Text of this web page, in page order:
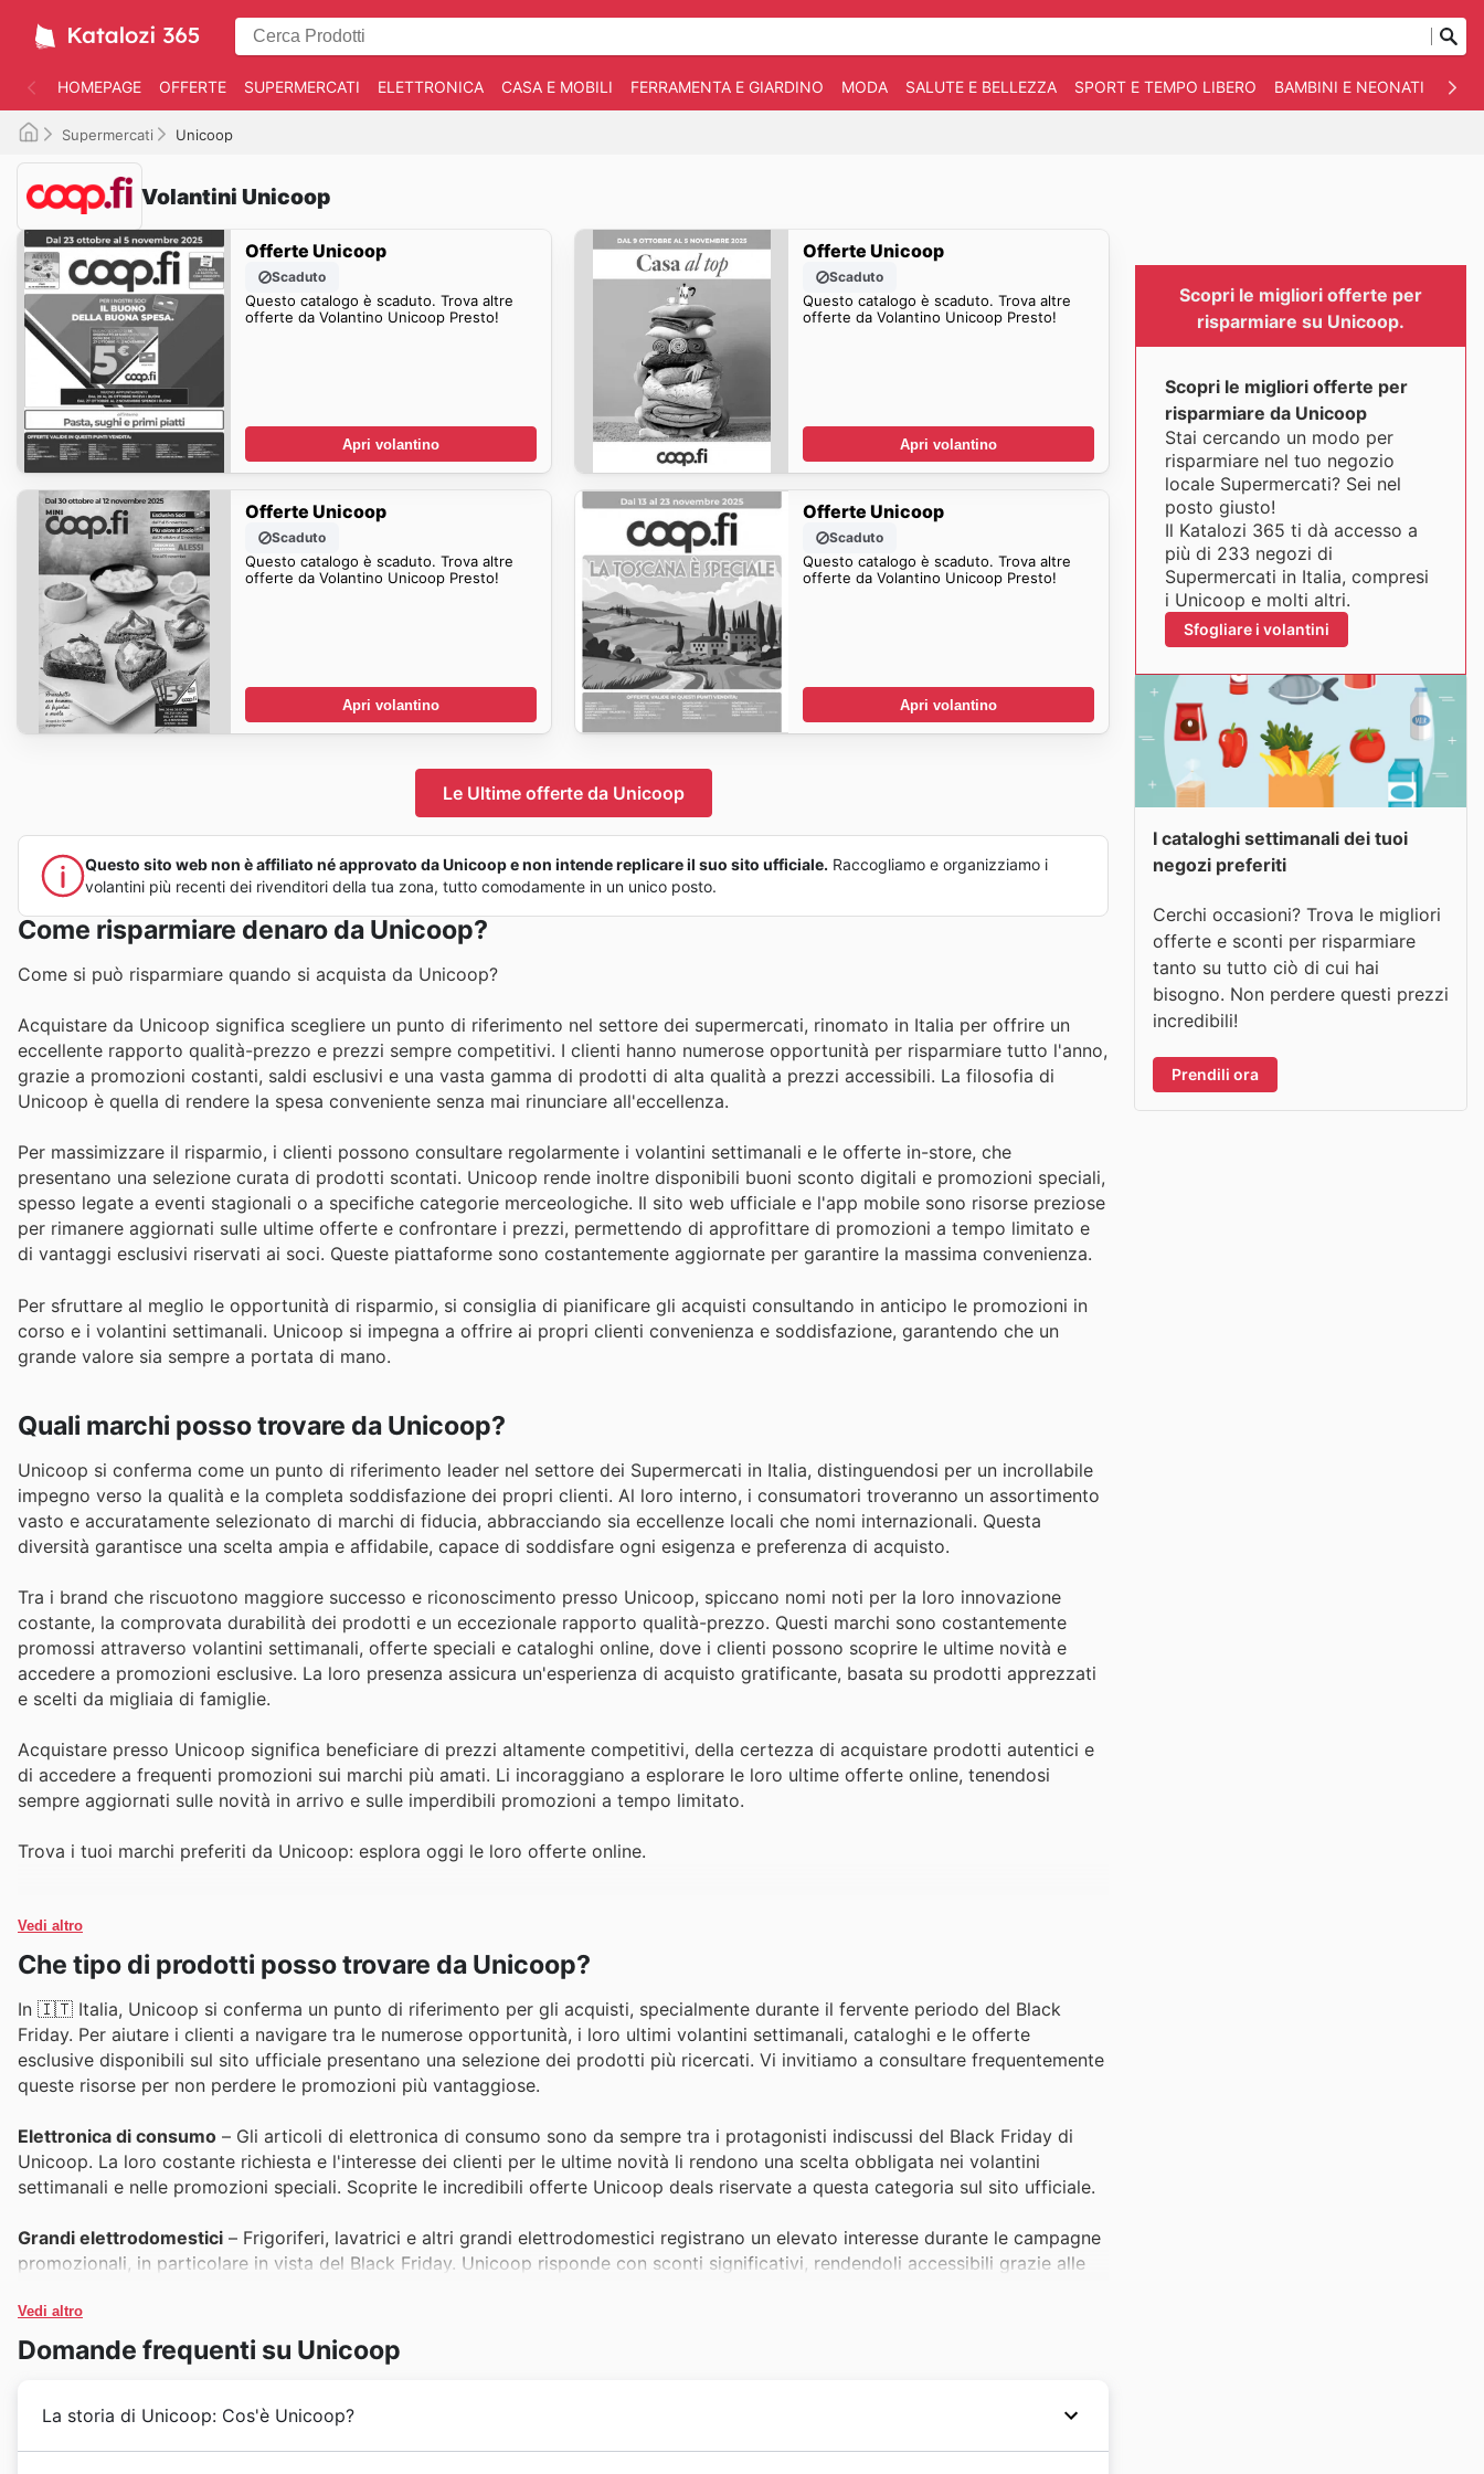
HOMEPAGE OFFERTE SUPERMERCATI ELETTRONICA CASA E MOBILI FERRAMENTA E GIARDINO MODA SALUTE E BELLEZZA SPORT E TEMPO LIBERO BAMBINI E NEONATI
Supermercati Unicoop
Volantini Unicoop
Offerte Unicoop
Scaduto
Questo catalogo è scaduto. Trova altre
offerte da Volantino Unicoop Presto!
Apri volantino
Offerte Unicoop
Scaduto
Questo catalogo è scaduto. Trova altre
offerte da Volantino Unicoop Presto!
Apri volantino
Offerte Unicoop
Scaduto
Questo catalogo è scaduto. Trova altre
offerte da Volantino Unicoop Presto!
Apri volantino
Offerte Unicoop
Scaduto
Questo catalogo è scaduto. Trova altre
offerte da Volantino Unicoop Presto!
Apri volantino
Le Ultime offerte da Unicoop
Questo sito web non è affiliato né approvato da Unicoop e non intende replicare il suo sito ufficiale. Raccogliamo e organizziamo i
volantini più recenti dei rivenditori della tua zona, tutto comodamente in un unico posto.
Come risparmiare denaro da Unicoop?
Come si può risparmiare quando si acquista da Unicoop?
Acquistare da Unicoop significa scegliere un punto di riferimento nel settore dei supermercati, rinomato in Italia per offrire un
eccellente rapporto qualità-prezzo e prezzi sempre competitivi. I clienti hanno numerose opportunità per risparmiare tutto l'anno,
grazie a promozioni costanti, saldi esclusivi e una vasta gamma di prodotti di alta qualità a prezzi accessibili. La filosofia di
Unicoop è quella di rendere la spesa conveniente senza mai rinunciare all'eccellenza.
Per massimizzare il risparmio, i clienti possono consultare regolarmente i volantini settimanali e le offerte in-store, che
presentano una selezione curata di prodotti scontati. Unicoop rende inoltre disponibili buoni sconto digitali e promozioni speciali,
spesso legate a eventi stagionali o a specifiche categorie merceologiche. Il sito web ufficiale e l'app mobile sono risorse preziose
per rimanere aggiornati sulle ultime offerte e confrontare i prezzi, permettendo di approfittare di promozioni a tempo limitato e
di vantaggi esclusivi riservati ai soci. Queste piattaforme sono costantemente aggiornate per garantire la massima convenienza.
Per sfruttare al meglio le opportunità di risparmio, si consiglia di pianificare gli acquisti consultando in anticipo le promozioni in
corso e i volantini settimanali. Unicoop si impegna a offrire ai propri clienti convenienza e soddisfazione, garantendo che un
grande valore sia sempre a portata di mano.
Quali marchi posso trovare da Unicoop?
Unicoop si conferma come un punto di riferimento leader nel settore dei Supermercati in Italia, distinguendosi per un incrollabile
impegno verso la qualità e la completa soddisfazione dei propri clienti. Al loro interno, i consumatori troveranno un assortimento
vasto e accuratamente selezionato di marchi di fiducia, abbracciando sia eccellenze locali che nomi internazionali. Questa
diversità garantisce una scelta ampia e affidabile, capace di soddisfare ogni esigenza e preferenza di acquisto.
Tra i brand che riscuotono maggiore successo e riconoscimento presso Unicoop, spiccano nomi noti per la loro innovazione
costante, la comprovata durabilità dei prodotti e un eccezionale rapporto qualità-prezzo. Questi marchi sono costantemente
promossi attraverso volantini settimanali, offerte speciali e cataloghi online, dove i clienti possono scoprire le ultime novità e
accedere a promozioni esclusive. La loro presenza assicura un'esperienza di acquisto gratificante, basata su prodotti apprezzati
e scelti da migliaia di famiglie.
Acquistare presso Unicoop significa beneficiare di prezzi altamente competitivi, della certezza di acquistare prodotti autentici e
di accedere a frequenti promozioni sui marchi più amati. Li incoraggiano a esplorare le loro ultime offerte online, tenendosi
sempre aggiornati sulle novità in arrivo e sulle imperdibili promozioni a tempo limitato.
Trova i tuoi marchi preferiti da Unicoop: esplora oggi le loro offerte online.
Vedi altro
Che tipo di prodotti posso trovare da Unicoop?
In 🇮🇹 Italia, Unicoop si conferma un punto di riferimento per gli acquisti, specialmente durante il fervente periodo del Black
Friday. Per aiutare i clienti a navigare tra le numerose opportunità, i loro ultimi volantini settimanali, cataloghi e le offerte
esclusive disponibili sul sito ufficiale presentano una selezione dei prodotti più ricercati. Vi invitiamo a consultare frequentemente
queste risorse per non perdere le promozioni più vantaggiose.
Elettronica di consumo – Gli articoli di elettronica di consumo sono da sempre tra i protagonisti indiscussi del Black Friday di
Unicoop. La loro costante richiesta e l'interesse dei clienti per le ultime novità li rendono una scelta obbligata nei volantini
settimanali e nelle promozioni speciali. Scoprite le incredibili offerte Unicoop deals riservate a questa categoria sul sito ufficiale.
Grandi elettrodomestici – Frigoriferi, lavatrici e altri grandi elettrodomestici registrano un elevato interesse durante le campagne
promozionali, in particolare in vista del Black Friday. Unicoop risponde con sconti significativi, rendendoli accessibili grazie alle
Piccoli elettrodomestici per la casa– Che si tratti di robot da cucina, aspirapolvere o macchine per il caffè, i piccoli
elettrodomestici per la casa sono un successo garantito. La loro popolarità durante tutto l'anno e l'ulteriore attrazione dei prezzi
Vedi altro
Domande frequenti su Unicoop
La storia di Unicoop: Cos'è Unicoop?
Scopri le migliori offerte per
risparmiare su Unicoop.
Scopri le migliori offerte per
risparmiare da Unicoop
Stai cercando un modo per
risparmiare nel tuo negozio
locale Supermercati? Sei nel
posto giusto!
Il Katalozi 365 ti dà accesso a
più di 233 negozi di
Supermercati in Italia, compresi
i Unicoop e molti altri.
Sfogliare i volantini
I cataloghi settimanali dei tuoi
negozi preferiti
Cerchi occasioni? Trova le migliori
offerte e sconti per risparmiare
tanto su tutto ciò di cui hai
bisogno. Non perdere questi prezzi
incredibili!
Prendili ora